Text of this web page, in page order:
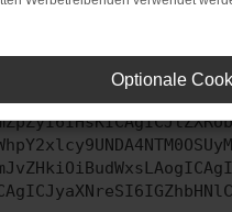
uns bitte. Wir werden
Optionale